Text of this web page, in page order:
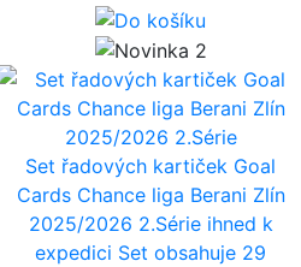
Set řadových kartiček Goal
Cards Chance liga Berani Zlín
2025/2026 2.Série ihned k
expedici Set obsahuje 29